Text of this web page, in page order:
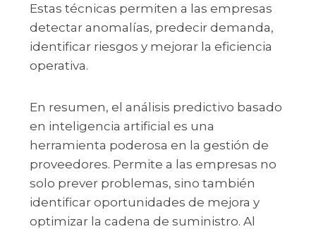
Estas técnicas permiten a las empresas
detectar anomalías, predecir demanda,
identificar riesgos y mejorar la eficiencia
operativa.
En resumen, el análisis predictivo basado
en inteligencia artificial es una
herramienta poderosa en la gestión de
proveedores. Permite a las empresas no
solo prever problemas, sino también
identificar oportunidades de mejora y
optimizar la cadena de suministro. Al